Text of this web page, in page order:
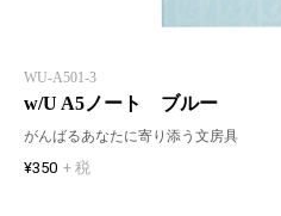
WU-A501-3
w/U A5ノート ブルー
がんばるあなたに寄り添う文房具
¥350 + 税